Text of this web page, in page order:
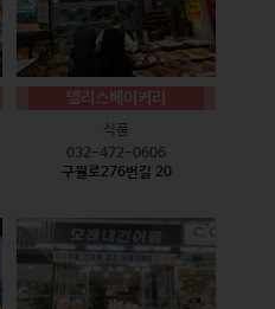
델리스베이커리
식품
032-472-0606
구월로276번길 20